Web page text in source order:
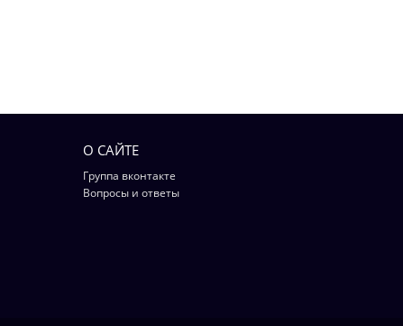
О САЙТЕ
Группа вконтакте
Вопросы и ответы